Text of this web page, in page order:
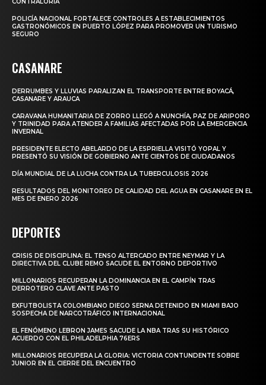
CONTRALORÍA
POLICÍA NACIONAL FORTALECE CONTROLES A ESTABLECIMIENTOS
GASTRONÓMICOS EN PUERTO LÓPEZ PARA PROMOVER UN TURISMO
SEGURO
CASANARE
DERRUMBES Y LLUVIAS PARALIZAN EL TRANSPORTE ENTRE BOYACÁ,
CASANARE Y ARAUCA
CARAVANA HUMANITARIA DE ZORRO LLEGÓ A NUNCHÍA, PAZ DE ARIPORO
Y TRINIDAD PARA ATENDER A FAMILIAS AFECTADAS POR LA EMERGENCIA
INVERNAL
PRESIDENTE ELECTO ABELARDO DE LA ESPRIELLA VISITÓ YOPAL Y
PRESENTÓ SU VISIÓN DE GOBIERNO ANTE CIENTOS DE CIUDADANOS
DÍA MUNDIAL DE LA LUCHA CONTRA LA TUBERCULOSIS 2026
RESULTADOS DEL MONITOREO DE CALIDAD DEL AGUA EN CASANARE EN EL
MES DE ENERO 2026
DEPORTES
CRISIS DE DISCIPLINA: EL TENSO ALTERCADO ENTRE NEYMAR Y LA
DIRECTIVA DEL CLUBE REMO SACUDE EL ENTORNO DEPORTIVO
MILLONARIOS RECUPERAN LA DOMINANCIA EN EL CAMPÍN TRAS
DERROTERO CLAVE ANTE PASTO
EXFUTBOLISTA COLOMBIANO DIEGO SERNA DETENIDO EN MIAMI BAJO
SOSPECHA DE NARCOTRÁFICO INTERNACIONAL
EL FENÓMENO LEBRON JAMES SACUDE LA NBA TRAS SU HISTÓRICO
ACUERDO CON EL PHILADELPHIA 76ERS
MILLONARIOS RECUPERA LA GLORIA: VICTORIA CONTUNDENTE SOBRE
JUNIOR EN EL CIERRE DEL ENCUENTRO